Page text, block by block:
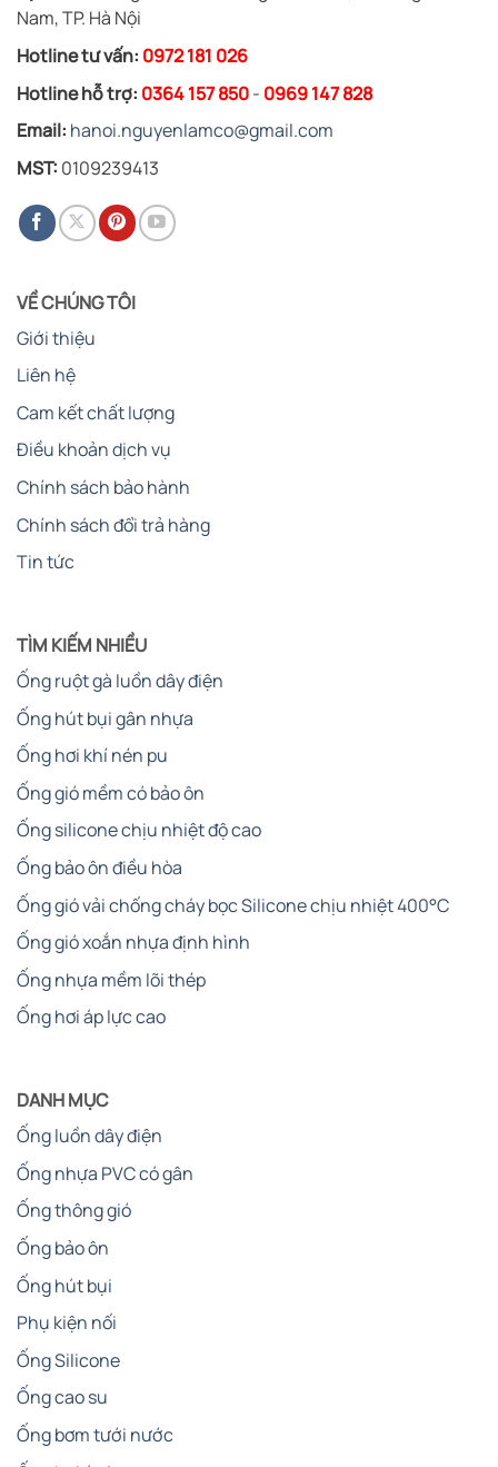
Nam, TP. Hà Nội
Hotline tư vấn: 0972 181 026
Hotline hỗ trợ: 0364 157 850- 0969 147 828
Email: hanoi.nguyenlamco@gmail.com
MST: 0109239413
VỀ CHÚNG TÔI
Giới thiệu
Liên hệ
Cam kết chất lượng
Điều khoản dịch vụ
Chính sách bảo hành
Chính sách đổi trả hàng
Tin tức
TÌM KIẾM NHIỀU
Ống ruột gà luồn dây điện
Ống hút bụi gân nhựa
Ống hơi khí nén pu
Ống gió mềm có bảo ôn
Ống silicone chịu nhiệt độ cao
Ống bảo ôn điều hòa
Ống gió vải chống cháy bọc Silicone chịu nhiệt 400°C
Ống gió xoắn nhựa định hình
Ống nhựa mềm lõi thép
Ống hơi áp lực cao
DANH MỤC
Ống luồn dây điện
Ống nhựa PVC có gân
Ống thông gió
Ống bảo ôn
Ống hút bụi
Phụ kiện nối
Ống Silicone
Ống cao su
Ống bơm tưới nước